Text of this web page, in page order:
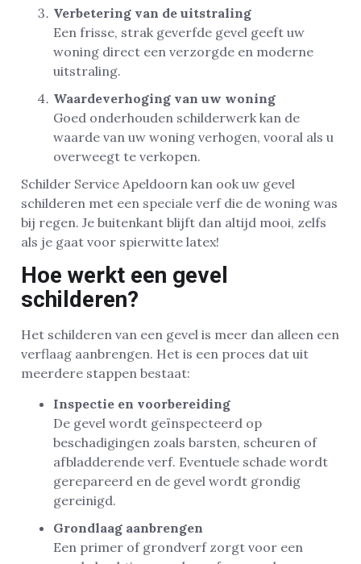
Verbetering van de uitstraling
Een frisse, strak geverfde gevel geeft uw
woning direct een verzorgde en moderne
uitstraling.
Waardeverhoging van uw woning
Goed onderhouden schilderwerk kan de
waarde van uw woning verhogen, vooral als u
overweegt te verkopen.
Schilder Service Apeldoorn kan ook uw gevel
schilderen met een speciale verf die de woning was
bij regen. Je buitenkant blijft dan altijd mooi, zelfs
als je gaat voor spierwitte latex!
Hoe werkt een gevel
schilderen?
Het schilderen van een gevel is meer dan alleen een
verflaag aanbrengen. Het is een proces dat uit
meerdere stappen bestaat:
Inspectie en voorbereiding
De gevel wordt geïnspecteerd op
beschadigingen zoals barsten, scheuren of
afbladderende verf. Eventuele schade wordt
gerepareerd en de gevel wordt grondig
gereinigd.
Grondlaag aanbrengen
Een primer of grondverf zorgt voor een